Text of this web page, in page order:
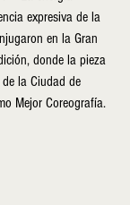
expresiva de la
en la Gran
donde la pieza
la Ciudad de
Mejor Coreografía.